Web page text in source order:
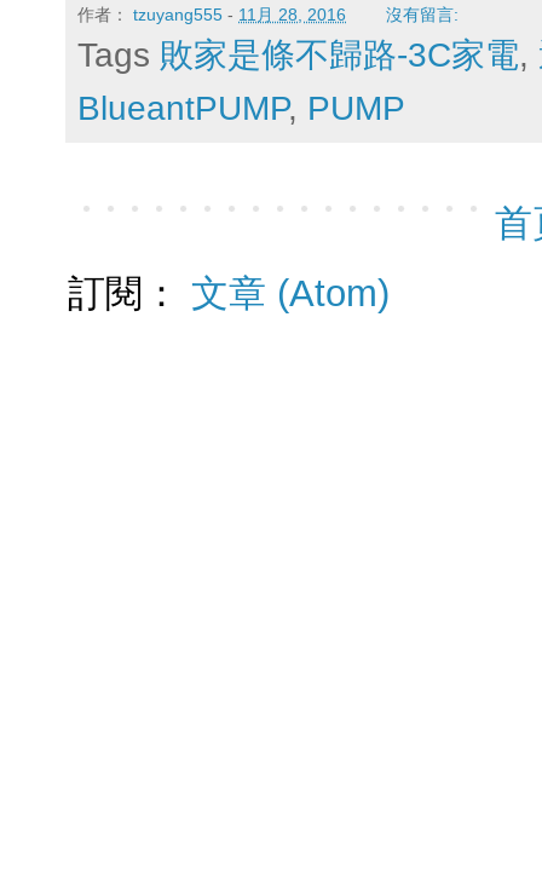
作者： tzuyang555 - 11月 28, 2016 沒有留言:
Tags 敗家是條不歸路-3C家電,
BlueantPUMP, PUMP
首
訂閱： 文章 (Atom)